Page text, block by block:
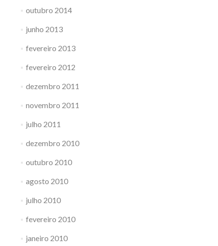
outubro 2014
junho 2013
fevereiro 2013
fevereiro 2012
dezembro 2011
novembro 2011
julho 2011
dezembro 2010
outubro 2010
agosto 2010
julho 2010
fevereiro 2010
janeiro 2010